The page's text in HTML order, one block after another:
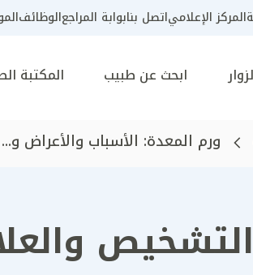
المركز الإعلامياتصل بنابوابة المراجعالوظائف
ابحث عن طبيب المكتبة
ورم المعدة: الأسباب والأعراض و...